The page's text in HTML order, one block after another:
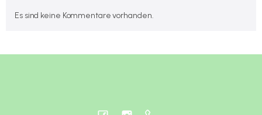
Es sind keine Kommentare vorhanden.